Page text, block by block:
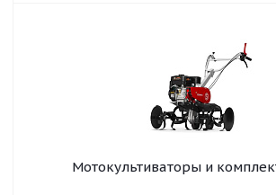
Мотокультиваторы и